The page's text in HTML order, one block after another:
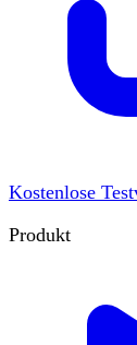
Kostenlose
Produkt